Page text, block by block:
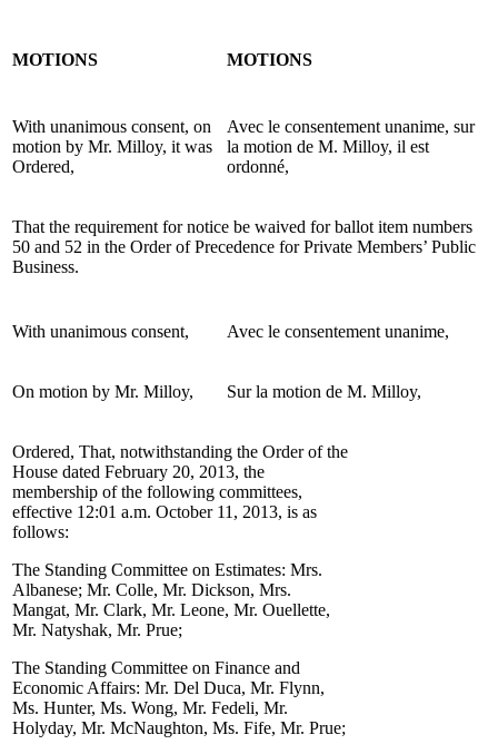
MOTIONS MOTIONS
With unanimous consent, on
motion by Mr. Milloy, it was
Ordered,
Avec le consentement unanime, sur
la motion de M. Milloy, il est
ordonné,
That the requirement for notice be waived for ballot item numbers
50 and 52 in the Order of Precedence for Private Members’ Public
Business.
With unanimous consent, Avec le consentement unanime,
On motion by Mr. Milloy, Sur la motion de M. Milloy,
Ordered, That, notwithstanding the Order of the
House dated February 20, 2013, the
membership of the following committees,
effective 12:01 a.m. October 11, 2013, is as
follows:
The Standing Committee on Estimates: Mrs.
Albanese; Mr. Colle, Mr. Dickson, Mrs.
Mangat, Mr. Clark, Mr. Leone, Mr. Ouellette,
Mr. Natyshak, Mr. Prue;
The Standing Committee on Finance and
Economic Affairs: Mr. Del Duca, Mr. Flynn,
Ms. Hunter, Ms. Wong, Mr. Fedeli, Mr.
Holyday, Mr. McNaughton, Ms. Fife, Mr. Prue;